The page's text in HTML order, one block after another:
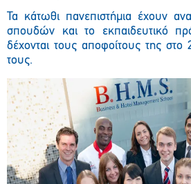
Τα κάτωθι πανεπιστήμια έχουν
σπουδών και το εκπαιδευτικό
δέχονται τους αποφοίτους της στο
τους.